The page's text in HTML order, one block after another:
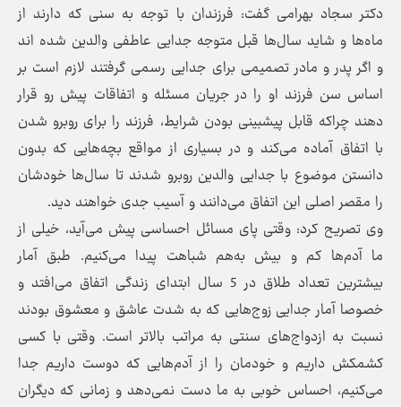
دکتر سجاد بهرامی گفت: فرزندان با توجه به سنی که دارند از
ماه‌ها و شاید سال‌ها قبل متوجه جدایی عاطفی والدین شده اند
و اگر پدر و مادر تصمیمی برای جدایی رسمی گرفتند لازم است بر
اساس سن فرزند او را در جریان مسئله و اتفاقات پیش رو قرار
دهند چراکه قابل پیشبینی بودن شرایط، فرزند را برای روبرو شدن
با اتفاق آماده می‌کند و در بسیاری از مواقع بچه‌هایی که بدون
دانستن موضوع با جدایی والدین روبرو شدند تا سال‌ها خودشان
را مقصر اصلی این اتفاق می‌دانند و آسیب جدی خواهند دید.
وی تصریح کرد: وقتی پای مسائل احساسی پیش می‌آید، خیلی از
ما آدم‌ها کم و بیش به‌هم شباهت پیدا می‌کنیم. طبق آمار
بیشترین تعداد طلاق در 5 سال ابتدای زندگی اتفاق می‌افتد و
خصوصا آمار جدایی زوج‌هایی که به شدت عاشق و معشوق بودند
نسبت به ازدواج‌های سنتی به مراتب بالاتر است. وقتی با کسی
کشمکش داریم و خودمان را از آدم‌هایی که دوست داریم جدا
می‌کنیم، احساس خوبی به ما دست نمی‌دهد و زمانی که دیگران